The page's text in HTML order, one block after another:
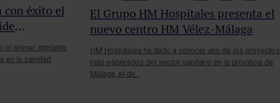
con éxito el
privada
el primer implante
en la sanidad
El Grupo HM Hospitales presenta el
nuevo centro HM Vélez-Málaga
HM Hospitales ha dado a conocer uno de los proyectos
más esperados del sector sanitario en la provincia de
Málaga, el de…